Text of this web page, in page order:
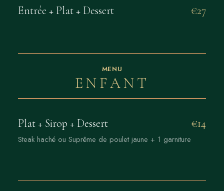
Entrée + Plat + Dessert €27
MENU
ENFANT
Plat + Sirop + Dessert €14
Steak haché ou Suprême de poulet jaune + 1 garniture